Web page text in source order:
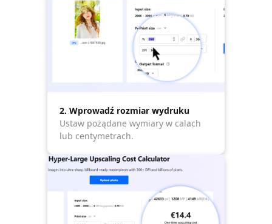
2. Wprowadź rozmiar wydruku
Ustaw pożądane wymiary w calach
lub centymetrach.